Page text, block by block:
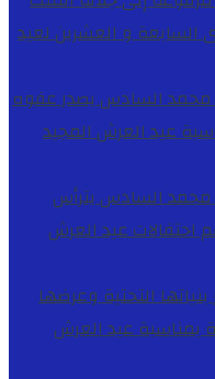
و العشرين لعيد
محمد السادس يصدر عفوه
محمد السادس يترأس
عيد العرش
التحتية وعرضها
بمناسبة عيد العرش